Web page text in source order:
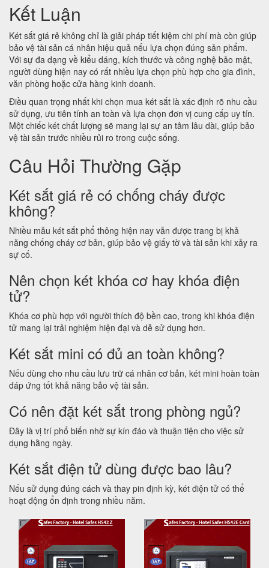
Kết Luận
Két sắt giá rẻ không chỉ là giải pháp tiết kiệm chi phí mà còn giúp
bảo vệ tài sản cá nhân hiệu quả nếu lựa chọn đúng sản phẩm.
Với sự đa dạng về kiểu dáng, kích thước và công nghệ bảo mật,
người dùng hiện nay có rất nhiều lựa chọn phù hợp cho gia đình,
văn phòng hoặc cửa hàng kinh doanh.
Điều quan trọng nhất khi chọn mua két sắt là xác định rõ nhu cầu
sử dụng, ưu tiên tính an toàn và lựa chọn đơn vị cung cấp uy tín.
Một chiếc két chất lượng sẽ mang lại sự an tâm lâu dài, giúp bảo
vệ tài sản trước nhiều rủi ro trong cuộc sống.
Câu Hỏi Thường Gặp
Két sắt giá rẻ có chống cháy được
không?
Nhiều mẫu két sắt phổ thông hiện nay vẫn được trang bị khả
năng chống cháy cơ bản, giúp bảo vệ giấy tờ và tài sản khi xảy ra
sự cố.
Nên chọn két khóa cơ hay khóa điện
tử?
Khóa cơ phù hợp với người thích độ bền cao, trong khi khóa điện
tử mang lại trải nghiệm hiện đại và dễ sử dụng hơn.
Két sắt mini có đủ an toàn không?
Nếu dùng cho nhu cầu lưu trữ cá nhân cơ bản, két mini hoàn toàn
đáp ứng tốt khả năng bảo vệ tài sản.
Có nên đặt két sắt trong phòng ngủ?
Đây là vị trí phổ biến nhờ sự kín đáo và thuận tiện cho việc sử
dụng hằng ngày.
Két sắt điện tử dùng được bao lâu?
Nếu sử dụng đúng cách và thay pin định kỳ, két điện tử có thể
hoạt động ổn định trong nhiều năm.